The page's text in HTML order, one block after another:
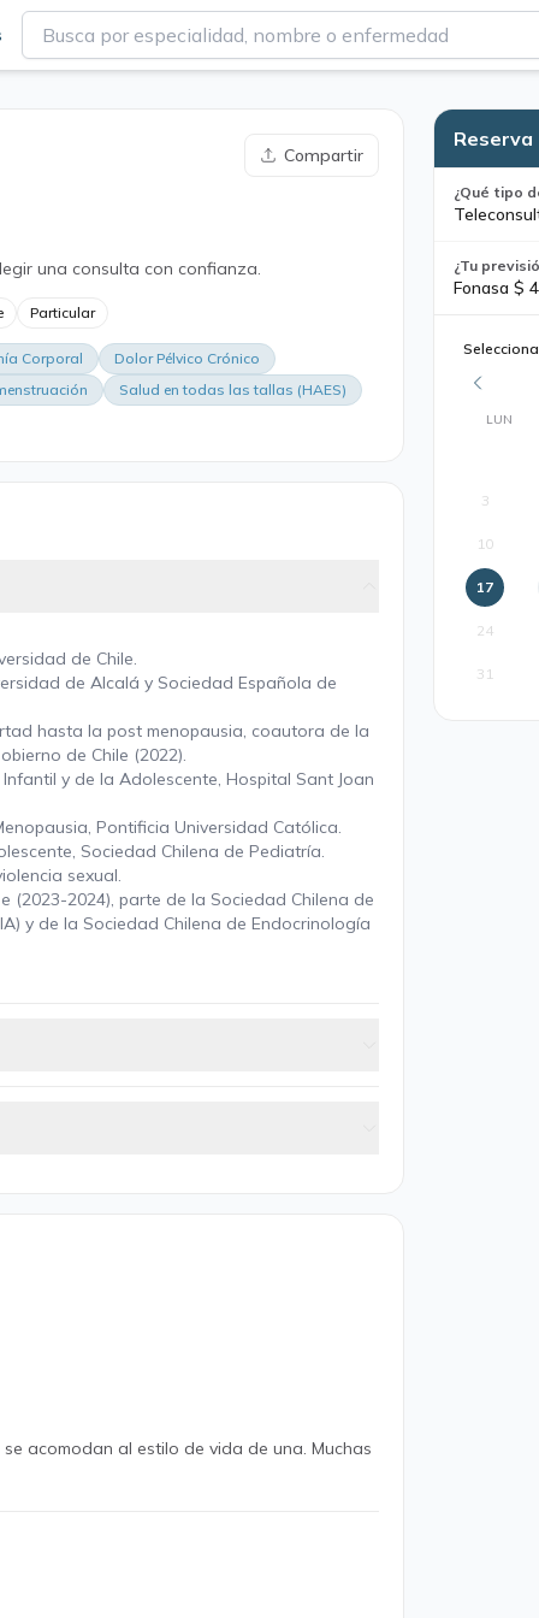
Compartir
una consulta con confianza.
Particular
Corporal
Dolor Pélvico Crónico
Salud en todas las tallas (HAES)
de Chile.
de Alcalá y Sociedad Española de
hasta la post menopausia, coautora de la
de Chile (2022).
y de la Adolescente, Hospital Sant Joan
Pontificia Universidad Católica.
Sociedad Chilena de Pediatría.
sexual.
(2023-2024), parte de la Sociedad Chilena de
y de la Sociedad Chilena de Endocrinología
acomodan al estilo de vida de una. Muchas
¿Qué tipo
¿Tu
Fonasa $
LUN
3
10
17
24
31